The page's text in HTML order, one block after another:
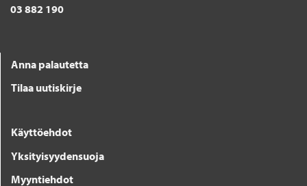
03 882 190
Anna palautetta
Tilaa uutiskirje
Käyttöehdot
Yksityisyydensuoja
Myyntiehdot